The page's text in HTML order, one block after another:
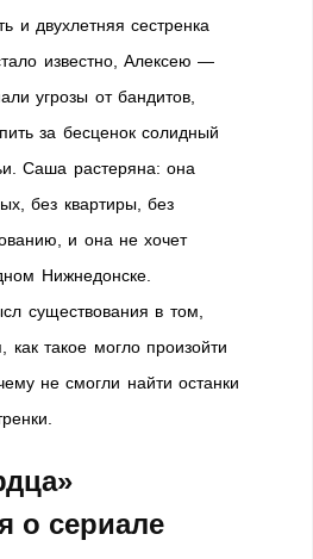
и двухлетняя сестренка
известно, Алексею —
угрозы от бандитов,
за бесценок солидный
Саша растеряна: она
без квартиры, без
и она не хочет
Нижнедонске.
существования в том,
как такое могло произойти
не смогли найти останки
о сериале